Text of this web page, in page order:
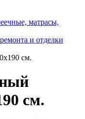
матрасы,
и отделки
см.
см.